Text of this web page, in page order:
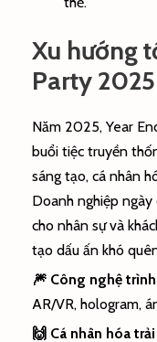
Xu hướng
Party 2025
Năm 2025, Year
buổi tiệc truyền
sáng tạo, cá nhân
Doanh nghiệp
cho nhân sự và
tạo dấu ấn khó
🎆 Công nghệ
AR/VR, hologram,
🙌 Cá nhân hóa